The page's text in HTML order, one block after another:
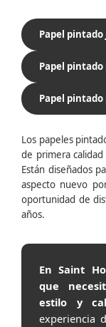
Papel
Papel pintado
Papel pintado
Los papeles
de primera
Están diseñados
aspecto nuevo
oportunidad de
años.
En Saint
que
estilo y
experiencia